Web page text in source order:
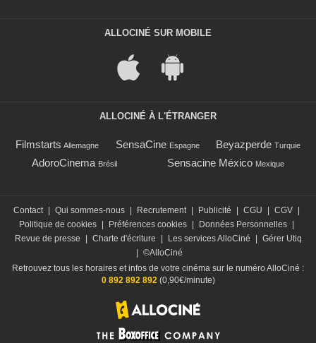
ALLOCINÉ SUR MOBILE
ALLOCINÉ À L'ÉTRANGER
Filmstarts Allemagne SensaCine Espagne Beyazperde Turquie
AdoroCinema Brésil Sensacine México Mexique
Contact Qui sommes-nous Recrutement Publicité CGU CGV
Politique de cookies
Préférences cookies Données Personnelles
Revue de presse
Charte d'écriture Les services AlloCiné
Gérer Utiq
©AlloCiné
Retrouvez tous les horaires et infos de votre cinéma sur le numéro AlloCiné :
0 892 892 892(0,90€/minute)